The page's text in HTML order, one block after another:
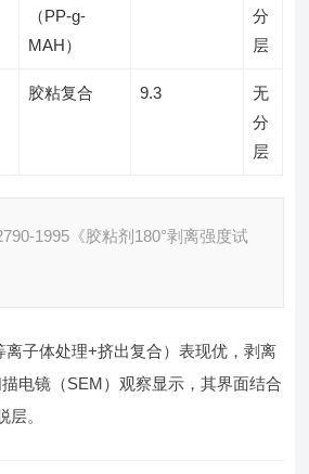
（PP-g-
MAH）
分
层
胶粘复合 9.3
无
分
层
1995《胶粘剂180°剥离强度试
离子体处理+挤出复合）表现优，剥离
电镜（SEM）观察显示，其界面结合
层。